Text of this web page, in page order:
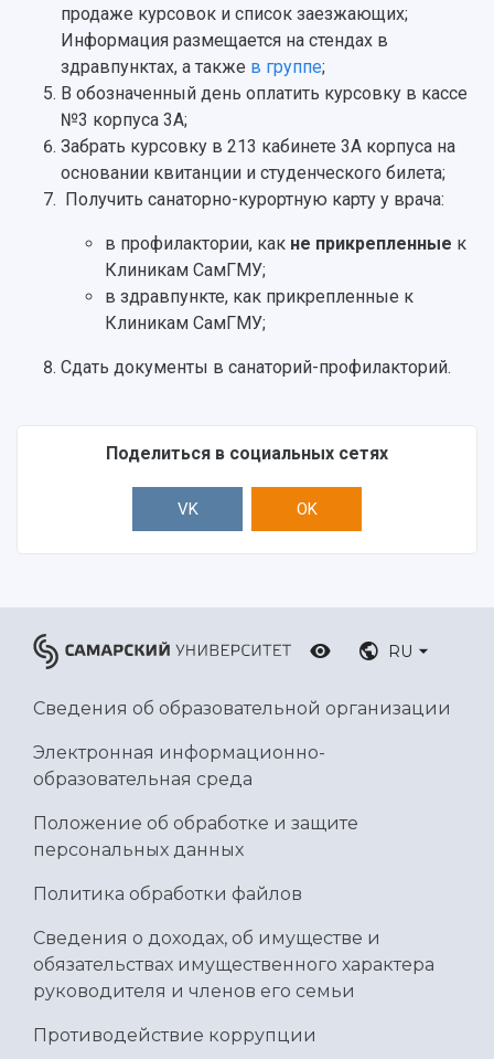
продаже курсовок и список заезжающих;
Информация размещается на стендах в
здравпунктах, а также в группе;
В обозначенный день оплатить курсовку в кассе
№3 корпуса 3А;
Забрать курсовку в 213 кабинете 3А корпуса на
основании квитанции и студенческого билета;
Получить санаторно-курортную карту у врача:
в профилактории, как не прикрепленные к
Клиникам СамГМУ;
в здравпункте, как прикрепленные к
Клиникам СамГМУ;
Сдать документы в санаторий-профилакторий.
Поделиться в социальных сетях
VK OK
RU
Сведения об образовательной организации
Электронная информационно-
образовательная среда
Положение об обработке и защите
персональных данных
Политика обработки файлов
Сведения о доходах, об имуществе и
обязательствах имущественного характера
руководителя и членов его семьи
Противодействие коррупции